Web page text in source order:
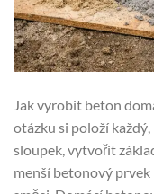
Jak vyrobit beton
otázku si položí
sloupek, vytvořit
menší betonový